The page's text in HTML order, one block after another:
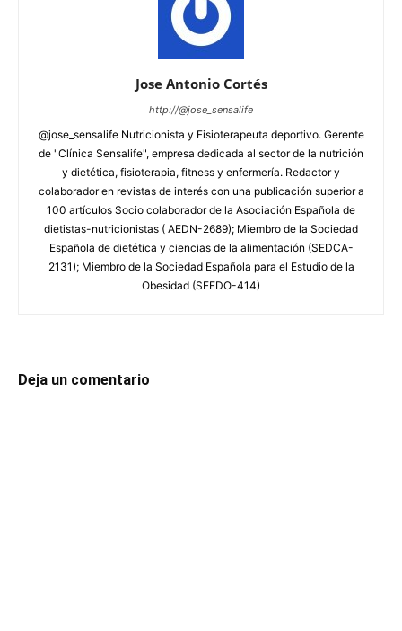
Jose Antonio Cortés
http://@jose_sensalife
@jose_sensalife Nutricionista y Fisioterapeuta deportivo. Gerente
de "Clínica Sensalife", empresa dedicada al sector de la nutrición
y dietética, fisioterapia, fitness y enfermería. Redactor y
colaborador en revistas de interés con una publicación superior a
100 artículos Socio colaborador de la Asociación Española de
dietistas-nutricionistas ( AEDN-2689); Miembro de la Sociedad
Española de dietética y ciencias de la alimentación (SEDCA-
2131); Miembro de la Sociedad Española para el Estudio de la
Obesidad (SEEDO-414)
Deja un comentario